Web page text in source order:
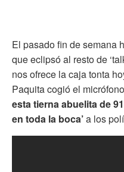
El pasado fin de semana
que eclipsó al resto de
nos ofrece la caja tonta
Paquita cogió el
esta tierna abuelita de
en toda la boca’a los